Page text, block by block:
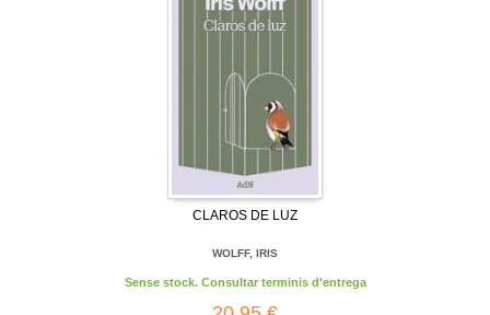
CLAROS DE LUZ
WOLFF, IRIS
Sense stock. Consultar terminis d'entrega